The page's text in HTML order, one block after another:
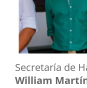
Secretaría de
William